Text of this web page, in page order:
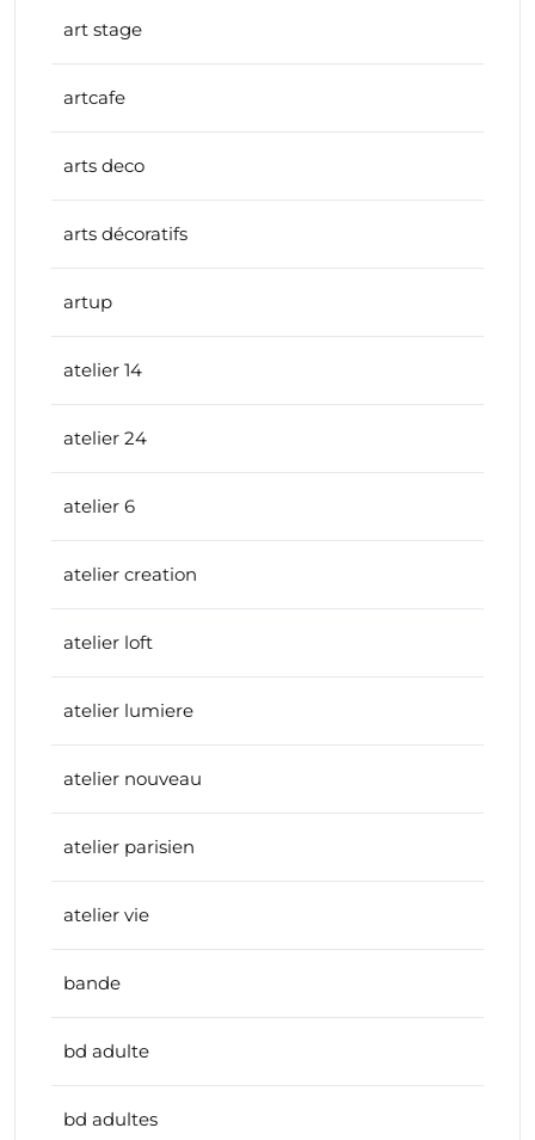
art stage
artcafe
arts deco
arts décoratifs
artup
atelier 14
atelier 24
atelier 6
atelier creation
atelier loft
atelier lumiere
atelier nouveau
atelier parisien
atelier vie
bande
bd adulte
bd adultes